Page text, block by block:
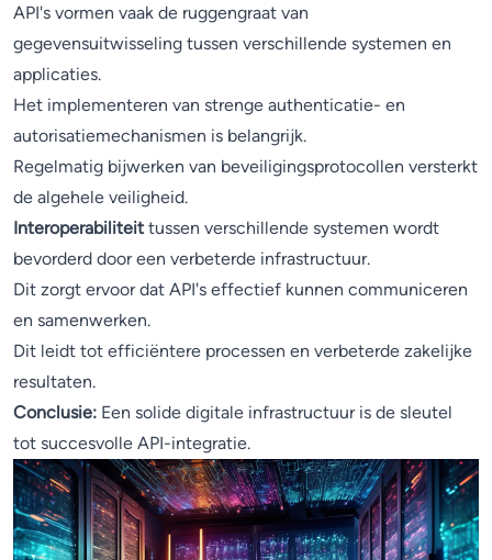
API's vormen vaak de ruggengraat van
gegevensuitwisseling tussen verschillende systemen en
applicaties.
Het implementeren van strenge authenticatie- en
autorisatiemechanismen is belangrijk.
Regelmatig bijwerken van beveiligingsprotocollen versterkt
de algehele veiligheid.
Interoperabiliteittussen verschillende systemen wordt
bevorderd door een verbeterde infrastructuur.
Dit zorgt ervoor dat API's effectief kunnen communiceren
en samenwerken.
Dit leidt tot efficiëntere processen en verbeterde zakelijke
resultaten.
Conclusie: Een solide digitale infrastructuur is de sleutel
tot succesvolle API-integratie.